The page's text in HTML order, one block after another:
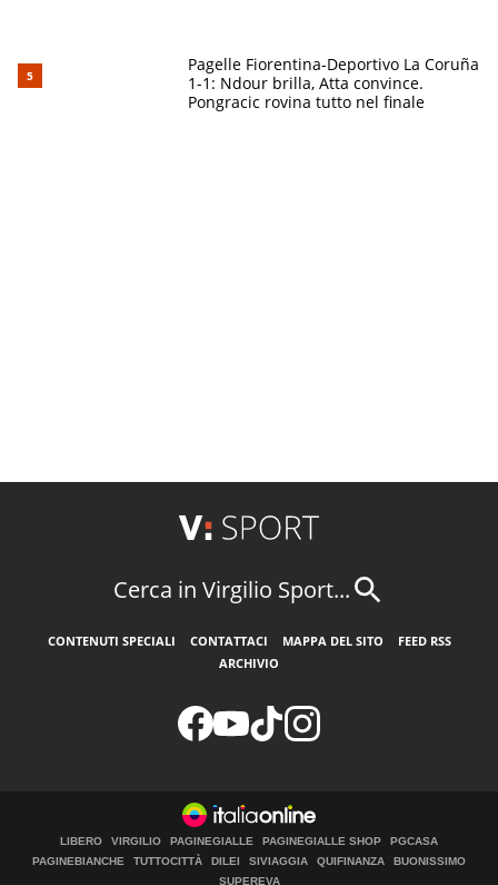
Pagelle Fiorentina-Deportivo La Coruña
1-1: Ndour brilla, Atta convince.
Pongracic rovina tutto nel finale
Cerca in Virgilio Sport...
CONTENUTI SPECIALI CONTATTACI MAPPA DEL SITO
FEED RSS
ARCHIVIO
LIBERO VIRGILIO PAGINEGIALLE PAGINEGIALLE SHOP
PGCASA
PAGINEBIANCHE
TUTTOCITTÀ DILEI SIVIAGGIA QUIFINANZA
BUONISSIMO
SUPEREVA